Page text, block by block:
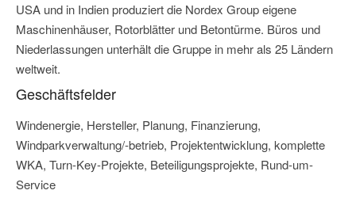
USA und in Indien produziert die Nordex Group eigene
Maschinenhäuser, Rotorblätter und Betontürme. Büros und
Niederlassungen unterhält die Gruppe in mehr als 25 Ländern
weltweit.
Geschäftsfelder
Windenergie, Hersteller, Planung, Finanzierung,
Windparkverwaltung/-betrieb, Projektentwicklung, komplette
WKA, Turn-Key-Projekte, Beteiligungsprojekte, Rund-um-
Service